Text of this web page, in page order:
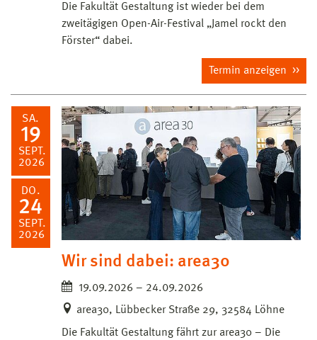
Die Fakultät Gestaltung ist wieder bei dem
zweitägigen Open-Air-Festival „Jamel rockt den
Förster“ dabei.
Termin anzeigen
SA.
19
SEPT.
2026
DO.
24
SEPT.
2026
Wir sind dabei: area30
19.09.2026 – 24.09.2026
area30, Lübbecker Straße 29, 32584 Löhne
Die Fakultät Gestaltung fährt zur area30 – Die